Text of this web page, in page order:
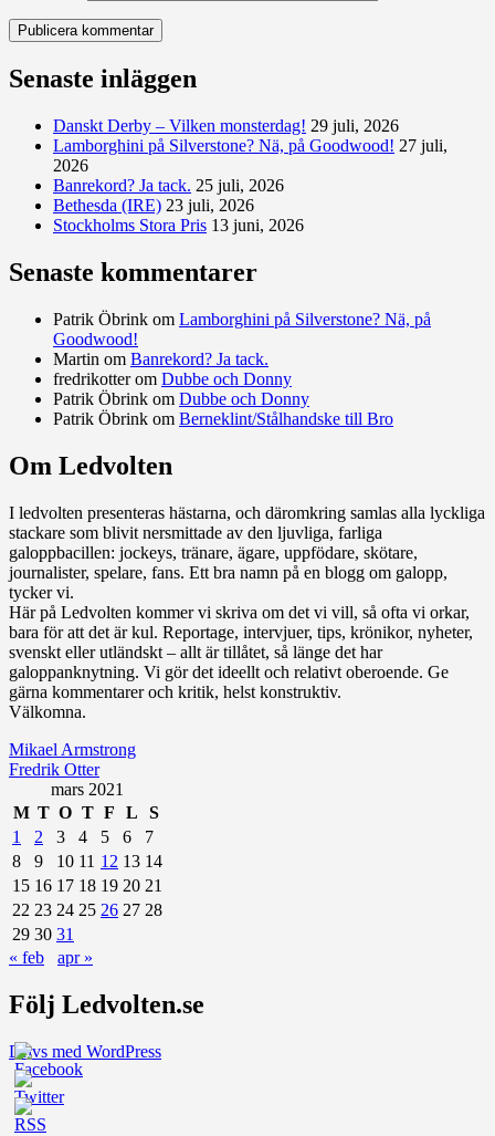
Senaste inläggen
Danskt Derby – Vilken monsterdag! 29 juli, 2026
Lamborghini på Silverstone? Nä, på Goodwood! 27 juli,
2026
Banrekord? Ja tack. 25 juli, 2026
Bethesda (IRE) 23 juli, 2026
Stockholms Stora Pris 13 juni, 2026
Senaste kommentarer
Patrik Öbrink om Lamborghini på Silverstone? Nä, på
Goodwood!
Martin om Banrekord? Ja tack.
fredrikotterom Dubbe och Donny
Patrik Öbrink om Dubbe och Donny
Patrik Öbrink om Berneklint/Stålhandske till Bro
Om Ledvolten
I ledvolten presenteras hästarna, och däromkring samlas alla lyckliga
stackare som blivit nersmittade av den ljuvliga, farliga
galoppbacillen: jockeys, tränare, ägare, uppfödare, skötare,
journalister, spelare, fans. Ett bra namn på en blogg om galopp,
tycker vi.
Här på Ledvolten kommer vi skriva om det vi vill, så ofta vi orkar,
bara för att det är kul. Reportage, intervjuer, tips, krönikor, nyheter,
svenskt eller utländskt – allt är tillåtet, så länge det har
galoppanknytning. Vi gör det ideellt och relativt oberoende. Ge
gärna kommentarer och kritik, helst konstruktiv.
Välkomna.
Mikael Armstrong
Fredrik Otter
mars 2021
M T O T F L
S
1
2 3 4 5 6
7
8
9 10 11 12 13 14
15 16 17 18 19 20 21
22 23 24 25 26 27 28
29 30 31
« feb
apr »
Följ Ledvolten.se
Drivs med WordPress